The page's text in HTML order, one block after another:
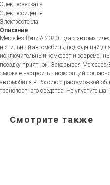
Электрозеркала
Электросиденья
Электростекла
Описание
Mercedes-Benz A 2020 года с
и стильный автомобиль, подходящий
исключительный комфорт и
поездку приятной. Заказывая
сможете настроить число опций
автомобиля в Россию с растаможкой
транспортного средства. Не упустите
Смотрите также